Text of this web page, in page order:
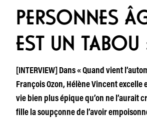
PERSONNES
EST UN TABOU
[INTERVIEW] Dans « Quand vient
François Ozon, Hélène Vincent excelle
vie bien plus épique qu’on ne l’aurait
fille la soupçonne de l’avoir